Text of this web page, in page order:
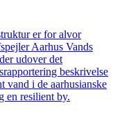
er for alvor
Aarhus Vands
udover det
beskrivelse
vand i de aarhusianske
en resilient by.